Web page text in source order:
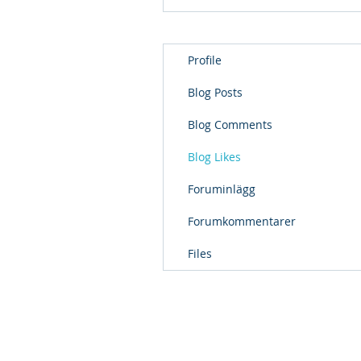
Profile
Blog Posts
Blog Comments
Blog Likes
Foruminlägg
Forumkommentarer
Files